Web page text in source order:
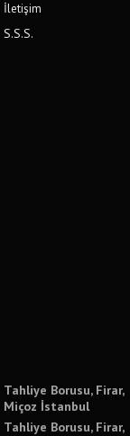
İletişim
S.S.S.
Tahliye Borusu, Firar,
Miçoz İstanbul
Tahliye Borusu, Firar,